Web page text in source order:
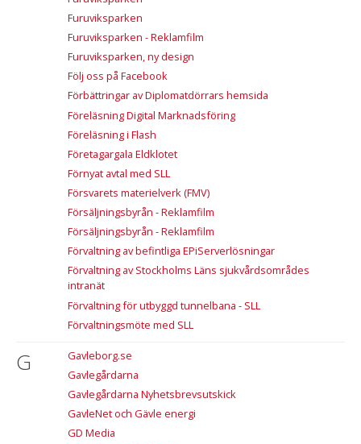
Furuviksparken
Furuviksparken - Reklamfilm
Furuviksparken, ny design
Följ oss på Facebook
Förbättringar av Diplomatdörrars hemsida
Föreläsning Digital Marknadsföring
Föreläsning i Flash
Företagargala Eldklotet
Förnyat avtal med SLL
Försvarets materielverk (FMV)
Försäljningsbyrån - Reklamfilm
Försäljningsbyrån - Reklamfilm
Förvaltning av befintliga EPiServerlösningar
Förvaltning av Stockholms Läns sjukvårdsområdes
intranät
Förvaltning för utbyggd tunnelbana - SLL
Förvaltningsmöte med SLL
G
Gavleborg.se
Gavlegårdarna
Gavlegårdarna Nyhetsbrevsutskick
GavleNet och Gävle energi
GD Media